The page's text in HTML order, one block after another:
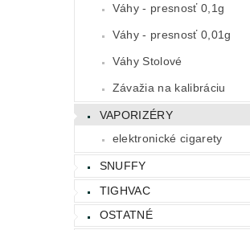
Váhy - presnosť 0,1g
Váhy - presnosť 0,01g
Váhy Stolové
Závažia na kalibráciu
VAPORIZÉRY
elektronické cigarety
SNUFFY
TIGHVAC
OSTATNÉ